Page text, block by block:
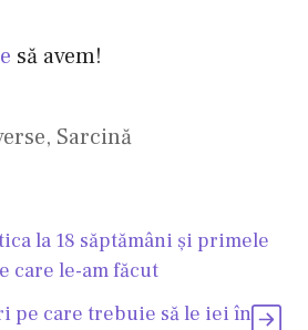
să avem!
, Sarcină
la 18 săptămâni şi primele
care le-am făcut
pe care trebuie să le iei în